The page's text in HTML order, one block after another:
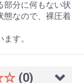
部分に何もない状
態なので、裸圧着
す。
(0)